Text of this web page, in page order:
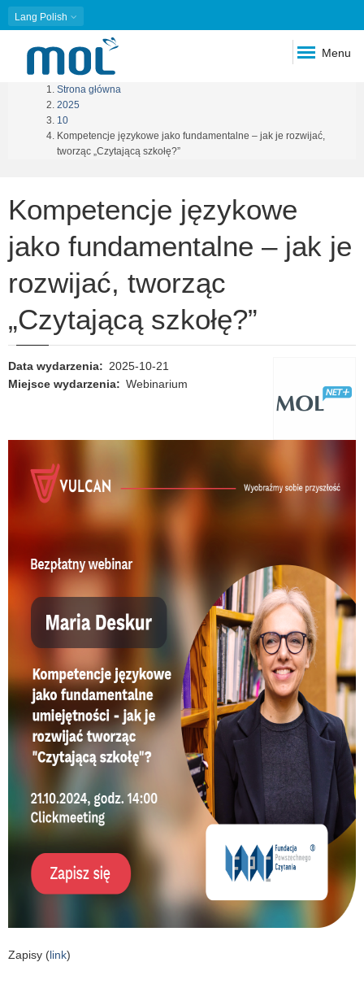
Lang Polish
Menu
Ścieżka
nawigacyjna
Strona główna
2025
10
Kompetencje językowe jako fundamentalne – jak je rozwijać,
tworząc „Czytającą szkołę?”
Kompetencje językowe
jako fundamentalne – jak je
rozwijać, tworząc
„Czytającą szkołę?”
Data wydarzenia
2025-10-21
Miejsce wydarzenia
Webinarium
Zapisy (link)